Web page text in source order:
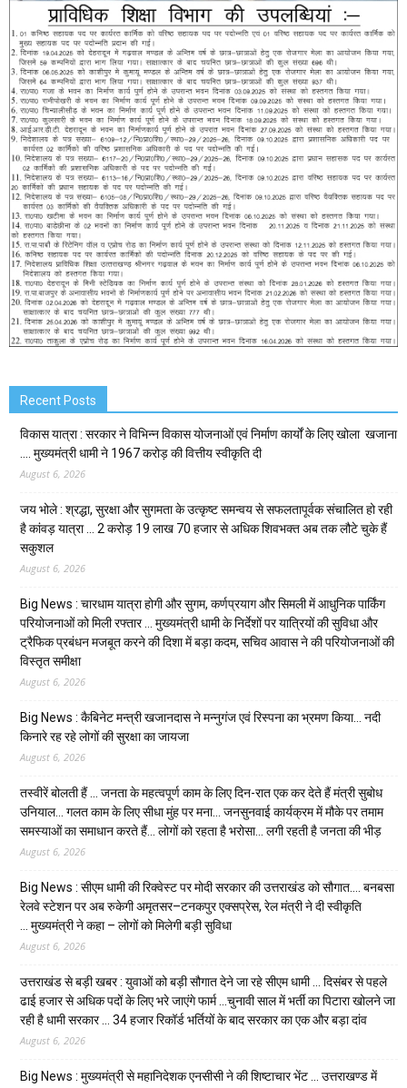
Recent Posts
विकास यात्रा : सरकार ने विभिन्न विकास योजनाओं एवं निर्माण कार्यों के लिए खोला खजाना
…. मुख्यमंत्री धामी ने ₹1967 करोड़ की वित्तीय स्वीकृति दी
August 6, 2026
जय भोले : श्रद्धा, सुरक्षा और सुगमता के उत्कृष्ट समन्वय से सफलतापूर्वक संचालित हो रही
है कांवड़ यात्रा … 2 करोड़ 19 लाख 70 हजार से अधिक शिवभक्त अब तक लौटे चुके हैं
सकुशल
August 6, 2026
Big News : चारधाम यात्रा होगी और सुगम, कर्णप्रयाग और सिमली में आधुनिक पार्किंग
परियोजनाओं को मिली रफ्तार … मुख्यमंत्री धामी के निर्देशों पर यात्रियों की सुविधा और
ट्रैफिक प्रबंधन मजबूत करने की दिशा में बड़ा कदम, सचिव आवास ने की परियोजनाओं की
विस्तृत समीक्षा
August 6, 2026
Big News : कैबिनेट मन्त्री खजानदास ने मन्नुगंज एवं रिस्पना का भ्रमण किया… नदी
किनारे रह रहे लोगों की सुरक्षा का जायजा
August 6, 2026
तस्वीरें बोलती हैं … जनता के महत्वपूर्ण काम के लिए दिन-रात एक कर देते हैं मंत्री सुबोध
उनियाल… गलत काम के लिए सीधा मुंह पर मना… जनसुनवाई कार्यक्रम में मौके पर तमाम
समस्याओं का समाधान करते हैं… लोगों को रहता है भरोसा… लगी रहती है जनता की भीड़
August 6, 2026
Big News : सीएम धामी की रिक्वेस्ट पर मोदी सरकार की उत्तराखंड को सौगात…. बनबसा
रेलवे स्टेशन पर अब रुकेगी अमृतसर–टनकपुर एक्सप्रेस, रेल मंत्री ने दी स्वीकृति
… मुख्यमंत्री ने कहा – लोगों को मिलेगी बड़ी सुविधा
August 6, 2026
उत्तराखंड से बड़ी खबर : युवाओं को बड़ी सौगात देने जा रहे सीएम धामी … दिसंबर से पहले
ढाई हजार से अधिक पदों के लिए भरे जाएंगे फार्म …चुनावी साल में भर्ती का पिटारा खोलने जा
रही है धामी सरकार … 34 हजार रिकॉर्ड भर्तियों के बाद सरकार का एक और बड़ा दांव
August 6, 2026
Big News : मुख्यमंत्री से महानिदेशक एनसीसी ने की शिष्टाचार भेंट … उत्तराखण्ड में